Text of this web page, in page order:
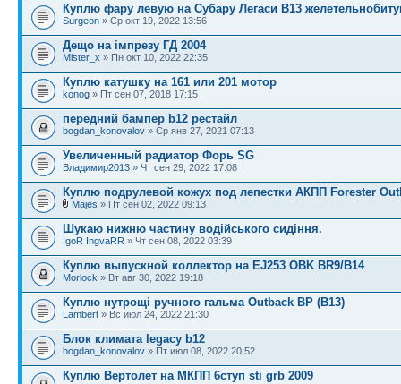
Куплю фару левую на Субару Легаси В13
Surgeon » Ср окт 19, 2022 13:56
Дещо на імпрезу ГД 2004
Mister_x » Пн окт 10, 2022 22:35
Куплю катушку на 161 или 201 мотор
konog » Пт сен 07, 2018 17:15
передний бампер b12 рестайл
bogdan_konovalov » Ср янв 27, 2021 07:13
Увеличенный радиатор Форь SG
Владимир2013 » Чт сен 29, 2022 17:08
Куплю подрулевой кожух под лепестки АКПП Forester
Majes » Пт сен 02, 2022 09:13
Шукаю нижню частину водійського сидіння.
IgoR IngvaRR » Чт сен 08, 2022 03:39
Куплю выпускной коллектор на EJ253 OBK BR9/B14
Morlock » Вт авг 30, 2022 19:18
Куплю нутрощі ручного гальма Outback BP (B13)
Lambert » Вс июл 24, 2022 21:30
Блок климата legacy b12
bogdan_konovalov » Пт июл 08, 2022 20:52
Куплю Вертолет на МКПП 6ступ sti grb 2009